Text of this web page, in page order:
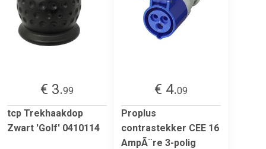
€ 3.99
tcp Trekhaakdop
Zwart 'Golf' 0410114
€ 4.09
Proplus
contrastekker CEE 16
AmpÃ¨re 3-polig